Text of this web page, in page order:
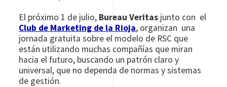
El próximo 1 de julio, Bureau Veritas junto con el
Club de Marketing de la Rioja, organizan una
jornada gratuita sobre el modelo de RSC que
están utilizando muchas compañías que miran
hacia el futuro, buscando un patrón claro y
universal, que no dependa de normas y sistemas
de gestión.